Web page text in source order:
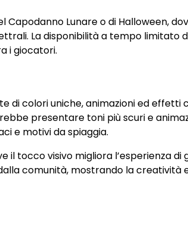
Lunare o di Halloween,
La disponibilità a tempo limitato
i giocatori.
di colori uniche, animazioni ed effetti
presentare toni più scuri e
e motivi da spiaggia.
il tocco visivo migliora l’esperienza di
comunità, mostrando la creatività